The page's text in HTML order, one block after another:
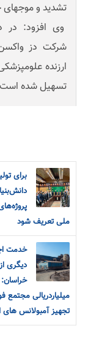
تشدید و موجهای
وی افزود: در
شرکت دز
ارزنده
تسهیل شده
برای
ملی تعریف شود
خدمت
دیگری
میلیاردریالی مجتمع
تجهیز آمبولانس های